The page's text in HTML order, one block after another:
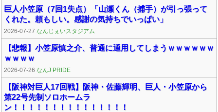
巨人小笠原（7回1失点）「山瀬くん（捕手）が引っ張って
くれた。頼もしい。感謝の気持ちでいっぱい」
2026-07-27 なんじぇいスタジアム
【悲報】小笠原慎之介、普通に通用してしまうｗｗｗｗｗｗ
ｗｗｗｗ
2026-07-26 なんJ PRIDE
【阪神対巨人17回戦】阪神・佐藤輝明、巨人・小笠原から
第22号先制ソロホームラ
ン！！！！！！！！！！！！！！！